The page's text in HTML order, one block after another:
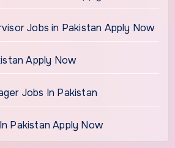
Jobs in Pakistan Apply Now
Apply Now
Jobs In Pakistan
Pakistan Apply Now